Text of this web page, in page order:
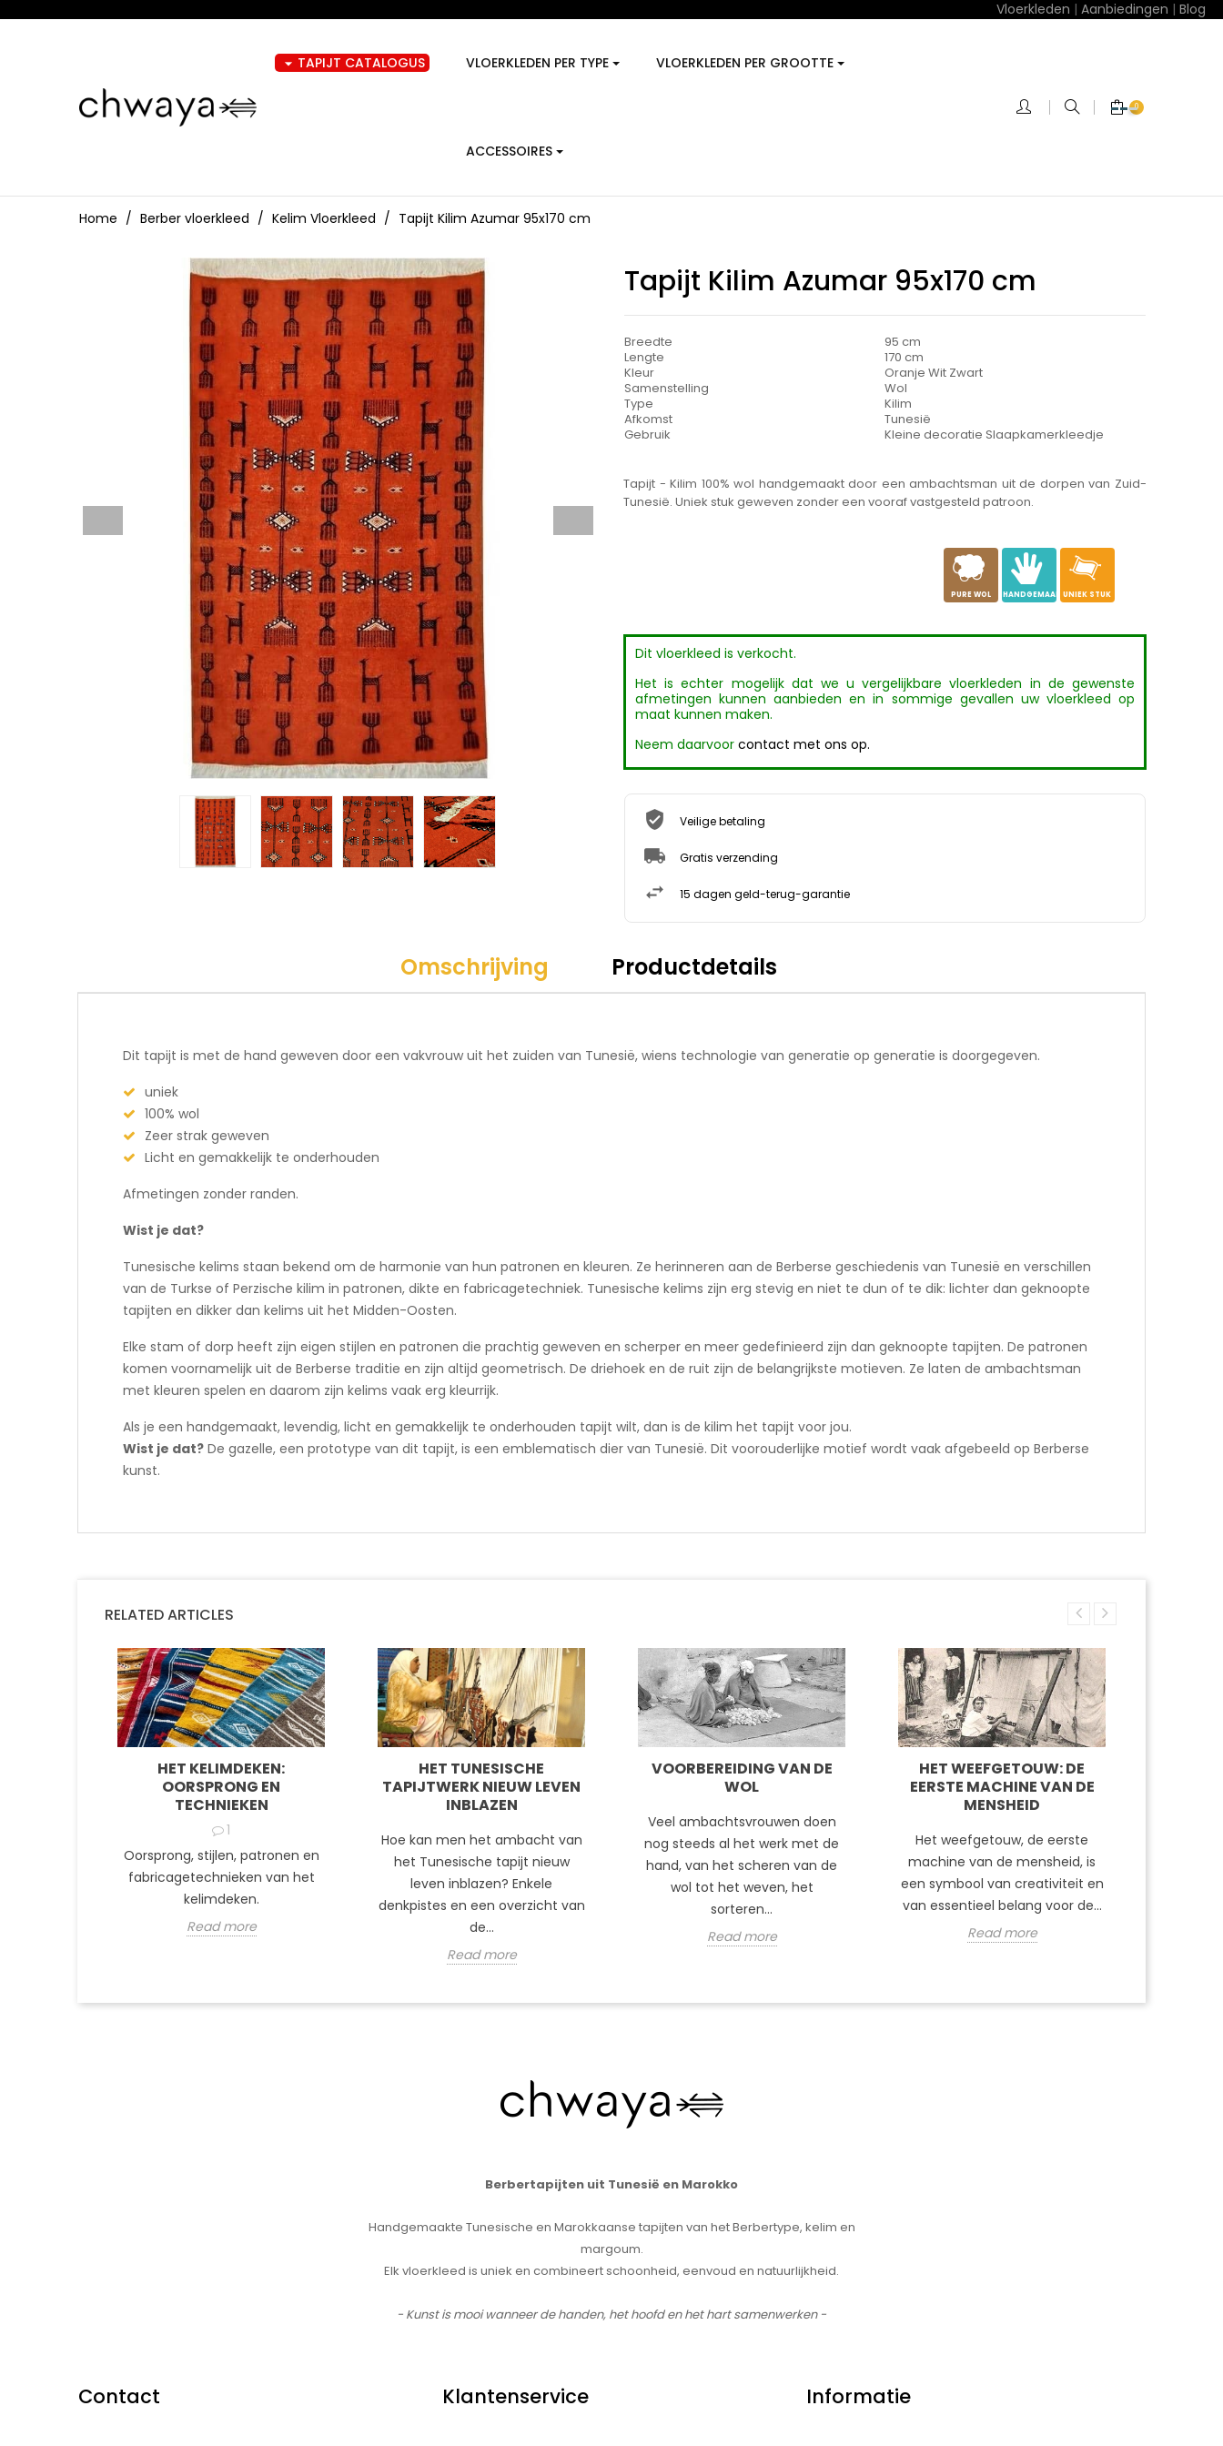
Vloerkleden | Aanbiedingen | Blog
arrow_drop_down TAPIJT CATALOGUS VLOERKLEDEN PER TYPE VLOERKLEDEN PER GROOTTE
ACCESSOIRES
0
Home Berber vloerkleed Kelim Vloerkleed Tapijt Kilim Azumar 95x170 cm
Tapijt Kilim Azumar 95x170 cm
Breedte
95 cm
Lengte
170 cm
Kleur
Oranje Wit Zwart
Samenstelling
Wol
Type
Kilim
Afkomst
Tunesië
Gebruik
Kleine decoratie Slaapkamerkleedje
Tapijt - Kilim 100% wol handgemaakt door een ambachtsman uit de dorpen van Zuid-
Tunesië. Uniek stuk geweven zonder een vooraf vastgesteld patroon.
a
PURE WOL
c
HANDGEMAAKT
h
UNIEK STUK
Dit vloerkleed is verkocht.
Het is echter mogelijk dat we u vergelijkbare vloerkleden in de gewenste
afmetingen kunnen aanbieden en in sommige gevallen uw vloerkleed op
maat kunnen maken.
Neem daarvoor contact met ons op.
Veilige betaling
Gratis verzending
15 dagen geld-terug-garantie
Omschrijving Productdetails
Dit tapijt is met de hand geweven door een vakvrouw uit het zuiden van Tunesië, wiens technologie van generatie op generatie is doorgegeven.
uniek
100% wol
Zeer strak geweven
Licht en gemakkelijk te onderhouden
Afmetingen zonder randen.
Wist je dat?
Tunesische kelims staan bekend om de harmonie van hun patronen en kleuren. Ze herinneren aan de Berberse geschiedenis van Tunesië en verschillen
van de Turkse of Perzische kilim in patronen, dikte en fabricagetechniek. Tunesische kelims zijn erg stevig en niet te dun of te dik: lichter dan geknoopte
tapijten en dikker dan kelims uit het Midden-Oosten.
Elke stam of dorp heeft zijn eigen stijlen en patronen die prachtig geweven en scherper en meer gedefinieerd zijn dan geknoopte tapijten. De patronen
komen voornamelijk uit de Berberse traditie en zijn altijd geometrisch. De driehoek en de ruit zijn de belangrijkste motieven. Ze laten de ambachtsman
met kleuren spelen en daarom zijn kelims vaak erg kleurrijk.
Als je een handgemaakt, levendig, licht en gemakkelijk te onderhouden tapijt wilt, dan is de kilim het tapijt voor jou.
Wist je dat? De gazelle, een prototype van dit tapijt, is een emblematisch dier van Tunesië. Dit voorouderlijke motief wordt vaak afgebeeld op Berberse
kunst.
RELATED ARTICLES
HET KELIMDEKEN:
OORSPRONG EN
TECHNIEKEN
1
Oorsprong, stijlen, patronen en
fabricagetechnieken van het
kelimdeken.
Read more
HET TUNESISCHE
TAPIJTWERK NIEUW LEVEN
INBLAZEN
Hoe kan men het ambacht van
het Tunesische tapijt nieuw
leven inblazen? Enkele
denkpistes en een overzicht van
de...
Read more
VOORBEREIDING VAN DE
WOL
Veel ambachtsvrouwen doen
nog steeds al het werk met de
hand, van het scheren van de
wol tot het weven, het
sorteren...
Read more
HET WEEFGETOUW: DE
EERSTE MACHINE VAN DE
MENSHEID
Het weefgetouw, de eerste
machine van de mensheid, is
een symbool van creativiteit en
van essentieel belang voor de...
Read more
Berbertapijten uit Tunesië en Marokko
Handgemaakte Tunesische en Marokkaanse tapijten van het Berbertype, kelim en
margoum.
Elk vloerkleed is uniek en combineert schoonheid, eenvoud en natuurlijkheid.
- Kunst is mooi wanneer de handen, het hoofd en het hart samenwerken -
Contact Klantenservice Informatie